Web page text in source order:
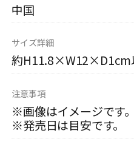
中国
サイズ詳細
約
注意事項
※画像はイメージです。
※発売日は目安です。